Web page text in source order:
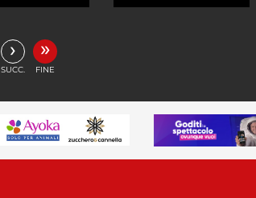
›
SUCC.
»
FINE